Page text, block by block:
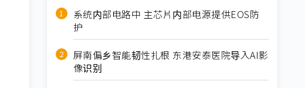
系统内部电路中 主芯片内部电源提供EOS防
护
屏南偏乡智能韧性扎根 东港安泰医院导入AI影
像识别